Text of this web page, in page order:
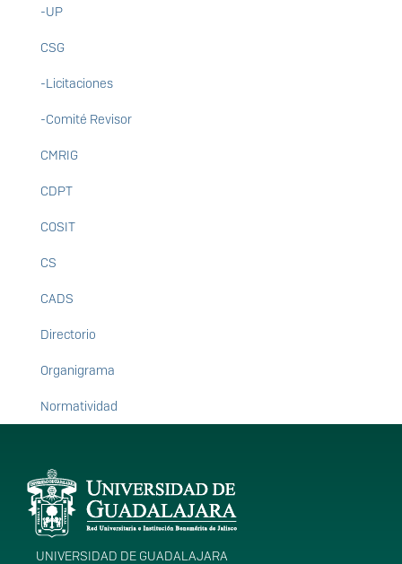
-UP
CSG
-Licitaciones
-Comité Revisor
CMRIG
CDPT
COSIT
CS
CADS
Directorio
Organigrama
Normatividad
Información del
portal
UNIVERSIDAD DE GUADALAJARA